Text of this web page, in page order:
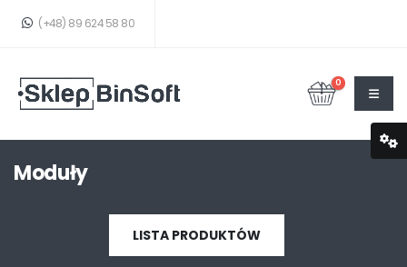
(+48) 89 624 58 80
0
Moduły
LISTA PRODUKTÓW